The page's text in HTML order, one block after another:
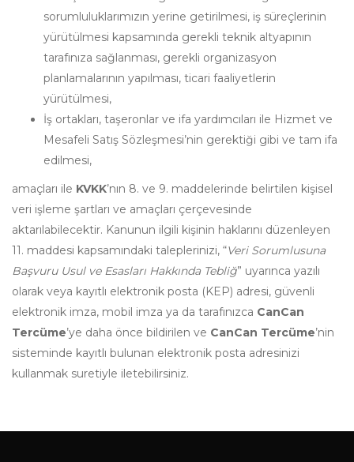
sorumluluklarımızın yerine getirilmesi, iş süreçlerinin
yürütülmesi kapsamında gerekli teknik altyapının
tarafınıza sağlanması, gerekli organizasyon
planlamalarının yapılması, ticari faaliyetlerin
yürütülmesi,
İş ortakları, taşeronlar ve ifa yardımcıları ile Hizmet ve
Mesafeli Satış Sözleşmesi’nin gerektiği gibi ve tam ifa
edilmesi,
amaçları ile KVKK’nın 8. ve 9. maddelerinde belirtilen kişisel
veri işleme şartları ve amaçları çerçevesinde
aktarılabilecektir. Kanunun ilgili kişinin haklarını düzenleyen
11. maddesi kapsamındaki taleplerinizi, “Veri Sorumlusuna
Başvuru Usul ve Esasları Hakkında Tebliğ” uyarınca yazılı
olarak veya kayıtlı elektronik posta (KEP) adresi, güvenli
elektronik imza, mobil imza ya da tarafınızca CanCan
Tercüme’ye daha önce bildirilen ve CanCan Tercüme’nin
sisteminde kayıtlı bulunan elektronik posta adresinizi
kullanmak suretiyle iletebilirsiniz.